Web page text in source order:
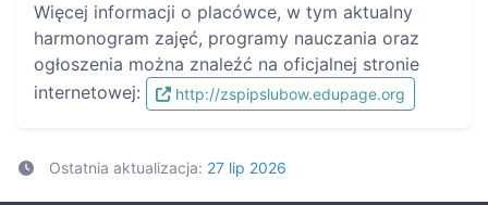
Więcej informacji o placówce, w tym aktualny
harmonogram zajęć, programy nauczania oraz
ogłoszenia można znaleźć na oficjalnej stronie
internetowej:
http://zspipslubow.edupage.org
Ostatnia aktualizacja: 27 lip 2026